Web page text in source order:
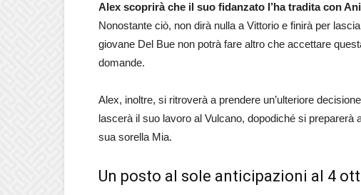
Alex scoprirà che il suo fidanzato l’ha tradita con
Nonostante ciò, non dirà nulla a Vittorio e finirà per
giovane Del Bue non potrà fare altro che accettare
domande.
Alex, inoltre, si ritroverà a prendere un’ulteriore
lascerà il suo lavoro al Vulcano, dopodiché si
sua sorella Mia.
Un posto al sole anticipazioni al 4